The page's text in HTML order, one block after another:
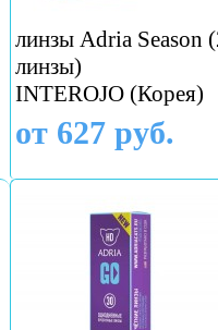
линзы Adria Season
линзы)
INTEROJO (Корея)
от 627 руб.